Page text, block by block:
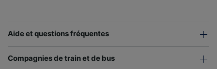
Aide et questions fréquentes
Compagnies de train et de bus